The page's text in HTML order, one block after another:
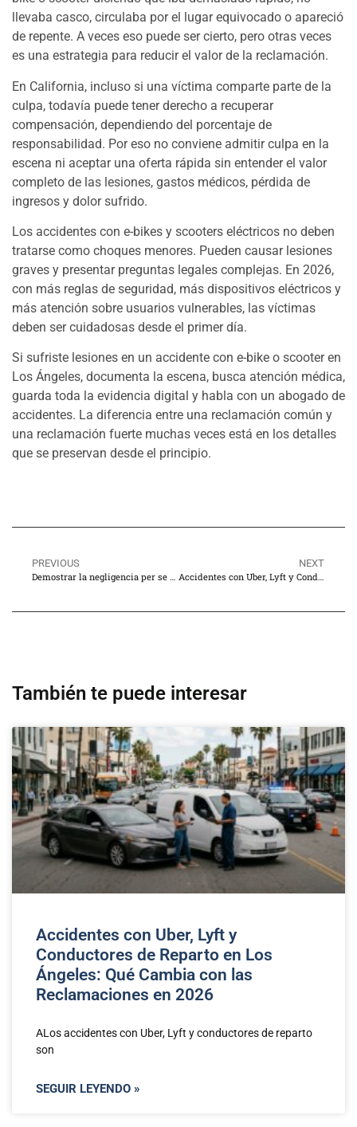
llevaba casco, circulaba por el lugar equivocado o apareció
de repente. A veces eso puede ser cierto, pero otras veces
es una estrategia para reducir el valor de la reclamación.
En California, incluso si una víctima comparte parte de la
culpa, todavía puede tener derecho a recuperar
compensación, dependiendo del porcentaje de
responsabilidad. Por eso no conviene admitir culpa en la
escena ni aceptar una oferta rápida sin entender el valor
completo de las lesiones, gastos médicos, pérdida de
ingresos y dolor sufrido.
Los accidentes con e-bikes y scooters eléctricos no deben
tratarse como choques menores. Pueden causar lesiones
graves y presentar preguntas legales complejas. En 2026,
con más reglas de seguridad, más dispositivos eléctricos y
más atención sobre usuarios vulnerables, las víctimas
deben ser cuidadosas desde el primer día.
Si sufriste lesiones en un accidente con e-bike o scooter en
Los Ángeles, documenta la escena, busca atención médica,
guarda toda la evidencia digital y habla con un abogado de
accidentes. La diferencia entre una reclamación común y
una reclamación fuerte muchas veces está en los detalles
que se preservan desde el principio.
PREVIOUS
Demostrar la negligencia per se en el marco de los nuevos límites de velocidad en Los Ángeles
NEXT
Accidentes con Uber, Lyft y Conductores de Reparto en Los Ángeles: Qué Cambia con las Reclamaciones en 2026
También te puede interesar
Accidentes con Uber, Lyft y
Conductores de Reparto en Los
Ángeles: Qué Cambia con las
Reclamaciones en 2026
ALos accidentes con Uber, Lyft y conductores de reparto
son
SEGUIR LEYENDO »